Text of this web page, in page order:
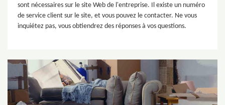
sont nécessaires sur le site Web de l'entreprise. Il existe un numéro
de service client sur le site, et vous pouvez le contacter. Ne vous
inquiétez pas, vous obtiendrez des réponses à vos questions.